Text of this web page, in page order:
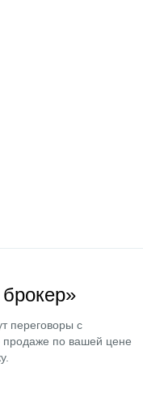
переговоры с
по вашей цене